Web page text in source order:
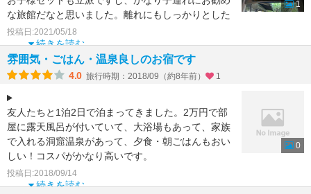
な旅館だなと思いました。離れにもしっかりとした
岩の露天風呂があ
続きを読む
投稿日:2021/05/18
1
雰囲気・ごはん・温泉良しのお宿です
4.0 旅行時期：2018/09（約8年前） 1
友人たちと1泊2日で泊まってきました。2万円で部
屋に露天風呂が付いていて、大浴場もあって、家族
で入れる洞窟温泉があって、夕食・朝ごはんもおい
しい！コスパがかなり高いです。
夕飯では、馬刺しが出る
続きを読む
投稿日:2018/09/14
0